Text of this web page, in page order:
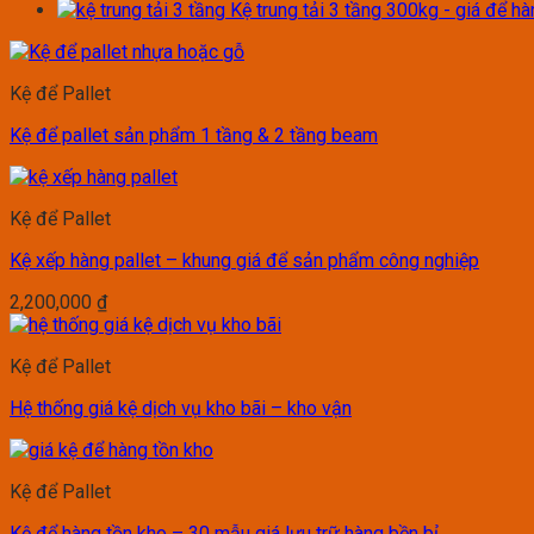
Kệ trung tải 3 tầng 300kg - giá để
Kệ để Pallet
Kệ để pallet sản phẩm 1 tầng & 2 tầng beam
Kệ để Pallet
Kệ xếp hàng pallet – khung giá để sản phẩm công nghiệp
2,200,000 ₫
Kệ để Pallet
Hệ thống giá kệ dịch vụ kho bãi – kho vận
Kệ để Pallet